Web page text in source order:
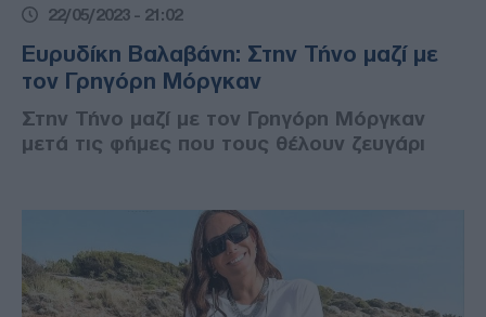
22/05/2023 - 21:02
Ευρυδίκη Βαλαβάνη: Στην Τήνο μαζί με
τον Γρηγόρη Μόργκαν
Στην Τήνο μαζί με τον Γρηγόρη Μόργκαν
μετά τις φήμες που τους θέλουν ζευγάρι